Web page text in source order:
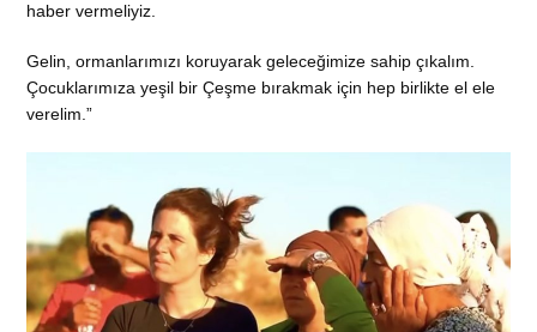
haber vermeliyiz.
Gelin, ormanlarımızı koruyarak geleceğimize sahip çıkalım.
Çocuklarımıza yeşil bir Çeşme bırakmak için hep birlikte el ele
verelim.”